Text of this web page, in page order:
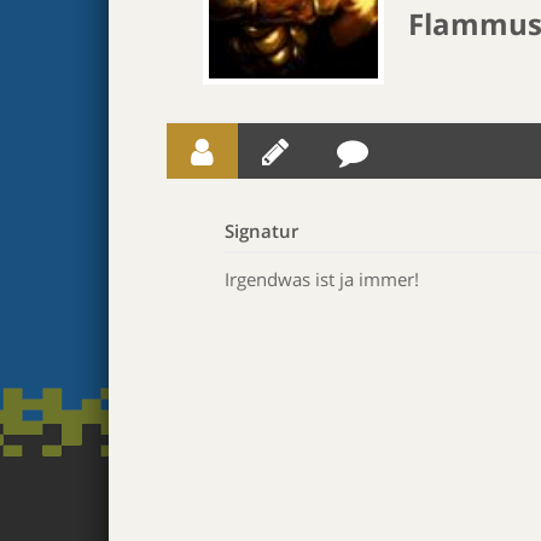
Signatur
Irgendwas ist ja immer!